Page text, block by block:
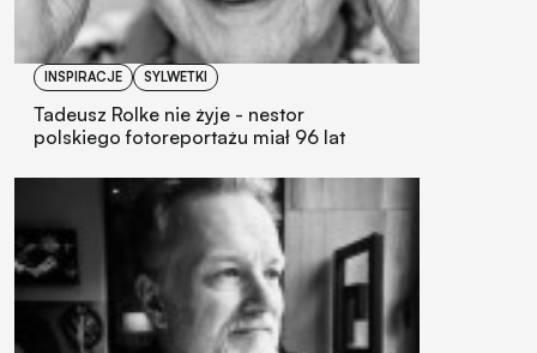
INSPIRACJE SYLWETKI
Tadeusz Rolke nie żyje - nestor
polskiego fotoreportażu miał 96 lat